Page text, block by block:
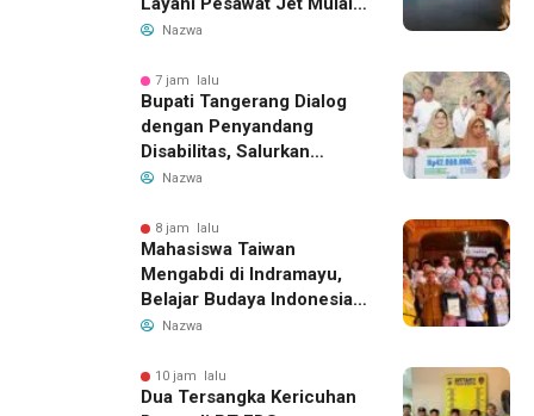
14 Agustus 2026, Garuda
Bandung-Denpasar
Nazwa
7 jam lalu
Bupati Tangerang Dialog
dengan Penyandang
Disabilitas, Salurkan
Bantuan dan Tampung
Nazwa
8 jam lalu
Mahasiswa Taiwan
Mengabdi di Indramayu,
Belajar Budaya Indonesia
dan Edukasi Pekerja
Nazwa
10 jam lalu
Dua Tersangka Kericuhan